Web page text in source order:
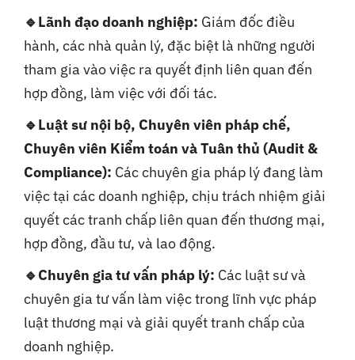
🔹Lãnh đạo doanh nghiệp: Giám đốc điều
hành, các nhà quản lý, đặc biệt là những người
tham gia vào việc ra quyết định liên quan đến
hợp đồng, làm việc với đối tác.
🔹Luật sư nội bộ, Chuyên viên pháp chế,
Chuyên viên Kiểm toán và Tuân thủ (Audit &
Compliance): Các chuyên gia pháp lý đang làm
việc tại các doanh nghiệp, chịu trách nhiệm giải
quyết các tranh chấp liên quan đến thương mại,
hợp đồng, đầu tư, và lao động.
🔹Chuyên gia tư vấn pháp lý: Các luật sư và
chuyên gia tư vấn làm việc trong lĩnh vực pháp
luật thương mại và giải quyết tranh chấp của
doanh nghiệp.